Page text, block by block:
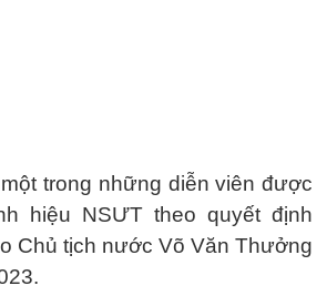
một trong những diễn viên được
hiệu NSƯT theo quyết định
Chủ tịch nước Võ Văn Thưởng